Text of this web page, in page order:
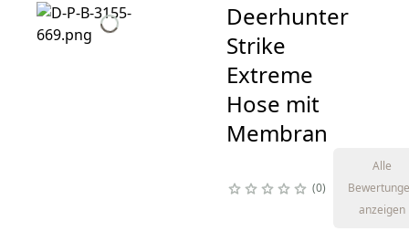
Deerhunter
Strike
Extreme
Hose mit
Membran
0
Alle
anzeigen